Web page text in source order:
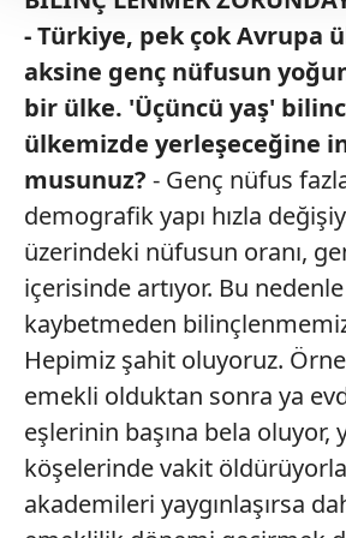
Her halükârda, kullanıcılar, bu
takdirde, kullanıcılara hedefli reklamlar
gösterilmeyecektir."
Sizlere daha iyi bir hizmet sunabilmek
Sitemizde kendimize ve üçüncü
kullanılmaktadır. Bu çerezler
verileriniz işlenmekte olup gerekli olan
toplumu hizmetlerinin sunulması
kullanılmaktadır. Diğer çerezler,
kılınması ve kişiselleştirilmesi ve
reklam/pazarlama faaliyetlerinin
sınırlı olarak açık rızanız dahilinde
Çerezlere ilişkin tercihlerinizi aşağıda
vasıtasıyla belirleyebilirsiniz.
için Ayarlar butonuna tıklayabilir,
Metnimiziziyaret edebilirsiniz.
- Türkiye, pek çok Avrupa
aksine genç nüfusun
bir ülke. 'Üçüncü yaş'
ülkemizde yerleşeceğine
musunuz? - Genç nüfus
demografik yapı hızla
üzerindeki nüfusun oranı,
içerisinde artıyor. Bu
kaybetmeden
Hepimiz şahit oluyoruz.
emekli olduktan sonra ya
eşlerinin başına bela oluyor,
köşelerinde vakit
akademileri yaygınlaşırsa